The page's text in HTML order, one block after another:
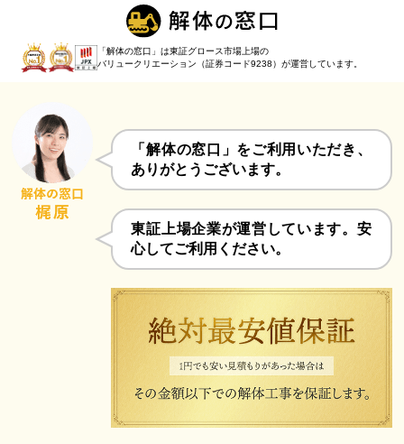
「解体の窓口」は東証グロース市場上場の
バリュークリエーション（証券コード9238）が運営しています。
「解体の窓口」をご利用いただき、
ありがとうございます。
東証上場企業が運営しています。安
心してご利用ください。